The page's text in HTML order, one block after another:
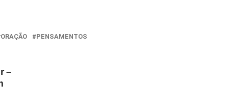
ORAÇÃO PENSAMENTOS
–